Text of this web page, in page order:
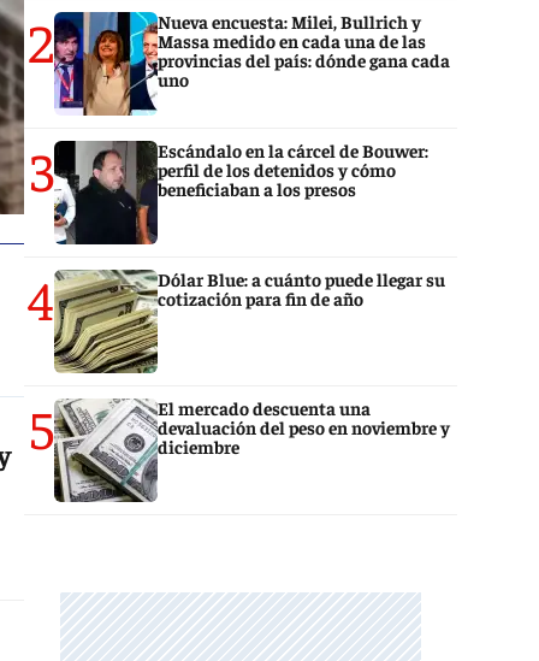
2
Nueva encuesta: Milei, Bullrich y
Massa medido en cada una de las
provincias del país: dónde gana cada
uno
3
Escándalo en la cárcel de Bouwer:
perfil de los detenidos y cómo
beneficiaban a los presos
4
Dólar Blue: a cuánto puede llegar su
cotización para fin de año
5
El mercado descuenta una
devaluación del peso en noviembre y
diciembre